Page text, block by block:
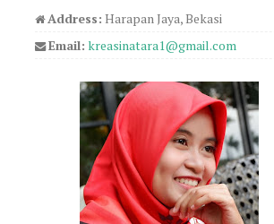
Address: Harapan Jaya, Bekasi
Email: kreasinatara1@gmail.com